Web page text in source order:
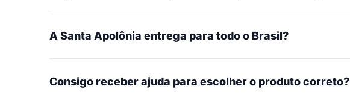
A Santa Apolônia entrega para todo o Brasil?
Consigo receber ajuda para escolher o produto correto?